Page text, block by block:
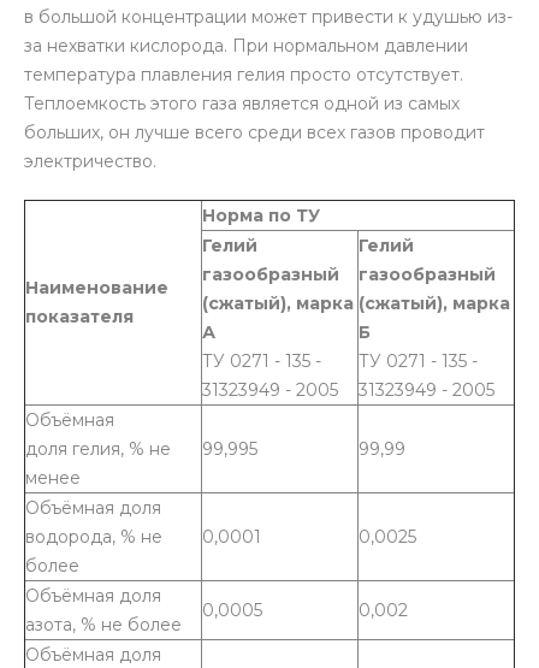
в большой концентрации может привести к удушью из-
за нехватки кислорода. При нормальном давлении
температура плавления гелия просто отсутствует.
Теплоемкость этого газа является одной из самых
больших, он лучше всего среди всех газов проводит
электричество.
Наименование
показателя
Норма по ТУ
Гелий
газообразный
(сжатый), марка
А
ТУ 0271 - 135 -
31323949 - 2005
Гелий
газообразный
(сжатый), марка
Б
ТУ 0271 - 135 -
31323949 - 2005
Объёмная
доля гелия, % не
менее
99,995 99,99
Объёмная доля
водорода, % не
более
0,0001 0,0025
Объёмная доля
азота, % не более
0,0005 0,002
Объёмная доля